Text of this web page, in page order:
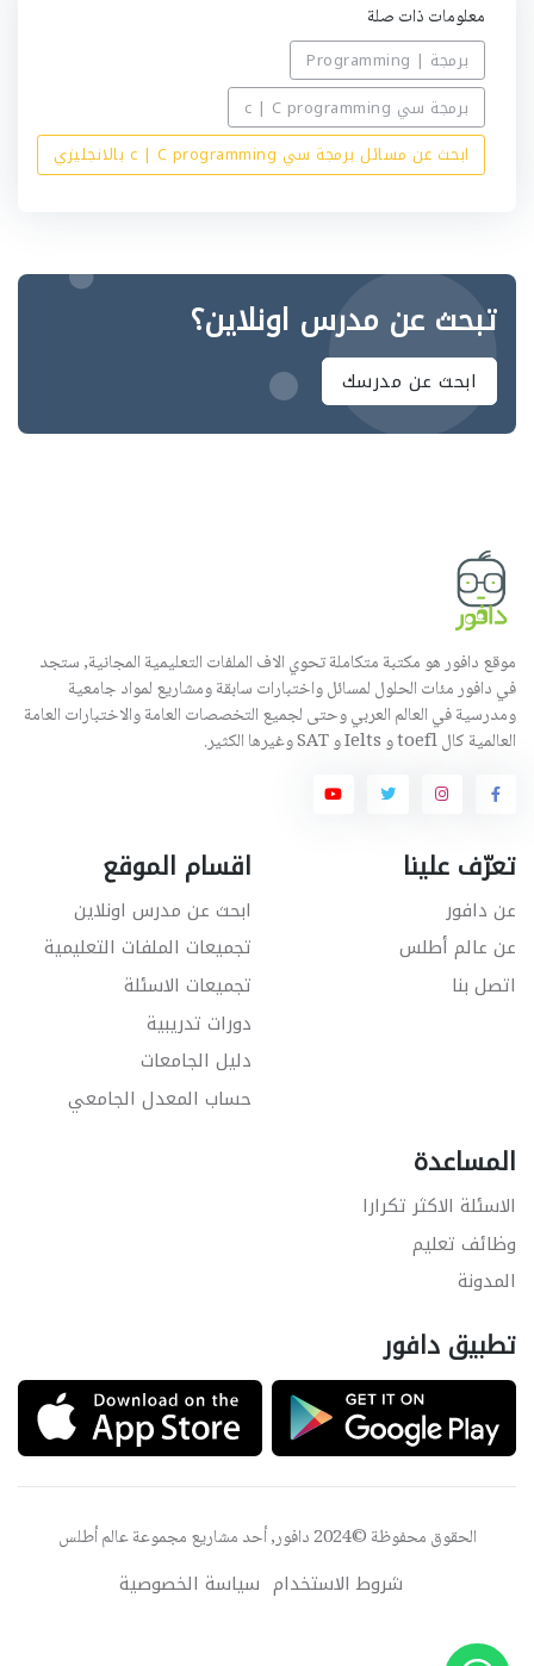
معلومات ذات صلة
برمجة | Programming
برمجة سي c | C programming
ابحث عن مسائل برمجة سي c | C programming بالانجليزي
تبحث عن مدرس اونلاين؟
ابحث عن مدرسك
موقع دافور هو مكتبة متكاملة تحوي الاف الملفات التعليمية المجانية, ستجد
في دافور مئات الحلول لمسائل واختبارات سابقة ومشاريع لمواد جامعية
ومدرسية في العالم العربي وحتى لجميع التخصصات العامة والاختبارات العامة
العالمية كال toefl و Ielts و SAT وغيرها الكثير.
تعرّف علينا
عن دافور
عن عالم أطلس
اتصل بنا
اقسام الموقع
ابحث عن مدرس اونلاين
تجميعات الملفات التعليمية
تجميعات الاسئلة
دورات تدريبية
دليل الجامعات
حساب المعدل الجامعي
المساعدة
الاسئلة الاكثر تكرارا
وظائف تعليم
المدونة
تطبيق دافور
الحقوق محفوظة ©2024 دافور, أحد مشاريع مجموعة عالم أطلس
شروط الاستخدام سياسة الخصوصية